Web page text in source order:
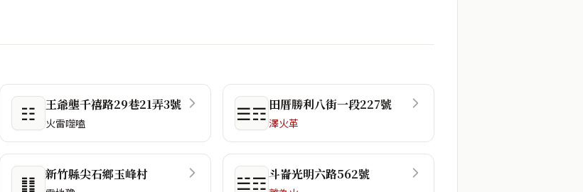
☷ 王爺壟千禧路29巷21弄3號
火雷噬嗑 ☰☶ 田厝勝利八街一段227號
澤火革
䷁ 新竹縣尖石鄉玉峰村 ☱☶斗崙光明六路562號